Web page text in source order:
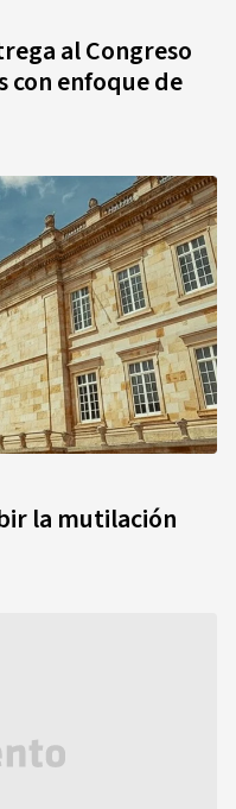
al Congreso
con enfoque de
la mutilación